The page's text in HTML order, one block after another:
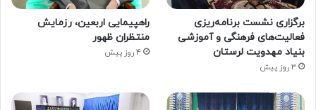
برگزاری نشست برنامه‌ریزی
فعالیت‌های فرهنگی و آموزشی
بنیاد مهدویت لرستان
3 روز پیش
راهپیمایی اربعین، رزمایش
منتظران ظهور
4 روز پیش